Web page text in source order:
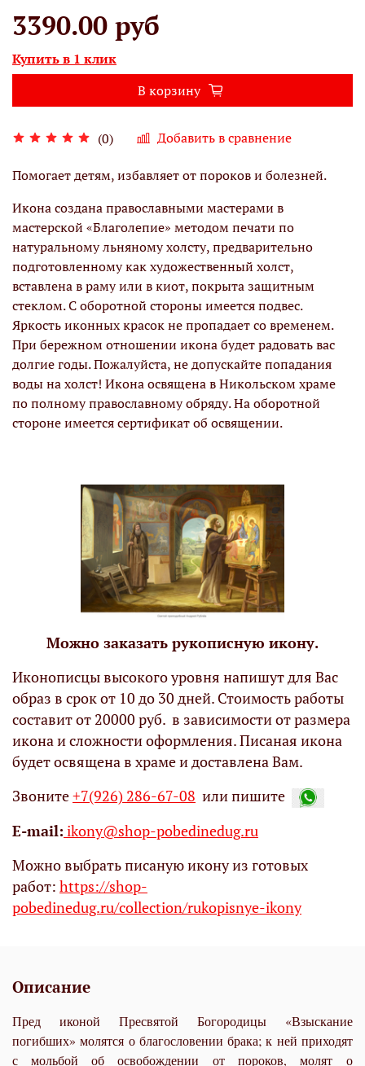
(0) Добавить в сравнение
3390.00 руб
Купить в 1 клик
В корзину
Помогает детям, избавляет от пороков и болезней.
Икона создана православными мастерами в
мастерской «Благолепие» методом печати по
натуральному льняному холсту, предварительно
подготовленному как художественный холст,
вставлена в раму или в киот, покрыта защитным
стеклом. С оборотной стороны имеется подвес.
Яркость иконных красок не пропадает со временем.
При бережном отношении икона будет радовать вас
долгие годы. Пожалуйста, не допускайте попадания
воды на холст! Икона освящена в Никольском храме
по полному православному обряду. На оборотной
стороне имеется сертификат об освящении.
Можно заказать рукописную икону.
Иконописцы высокого уровня напишут для Вас
образ в срок от 10 до 30 дней. Стоимость работы
составит от 20000 руб. в зависимости от размера
икона и сложности оформления. Писаная икона
будет освящена в храме и доставлена Вам.
Звоните+7(926) 286-67-08 или пишите
Е-mail: ikony@shop-pobedinedug.ru
Можно выбрать писаную икону из готовых
работ: https://shop-
pobedinedug.ru/collection/rukopisnye-ikony
Описание
Пред иконой Пресвятой Богородицы «Взыскание
погибших» молятся о благословении брака; к ней приходят
с мольбой об освобождении от пороков, молят о